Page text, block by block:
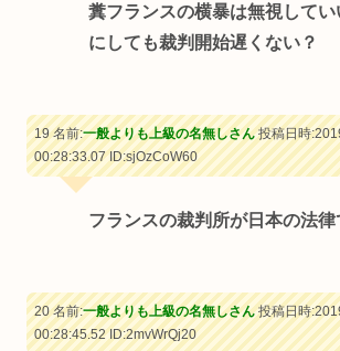
糞フランスの横暴は無視してい
にしても裁判開始遅くない？
19 名前:一般よりも上級の名無しさん投稿日時
00:28:33.07ID:sjOzCoW60
フランスの裁判所が日本の法律
20 名前:一般よりも上級の名無しさん投稿日時
00:28:45.52ID:2mvWrQj20